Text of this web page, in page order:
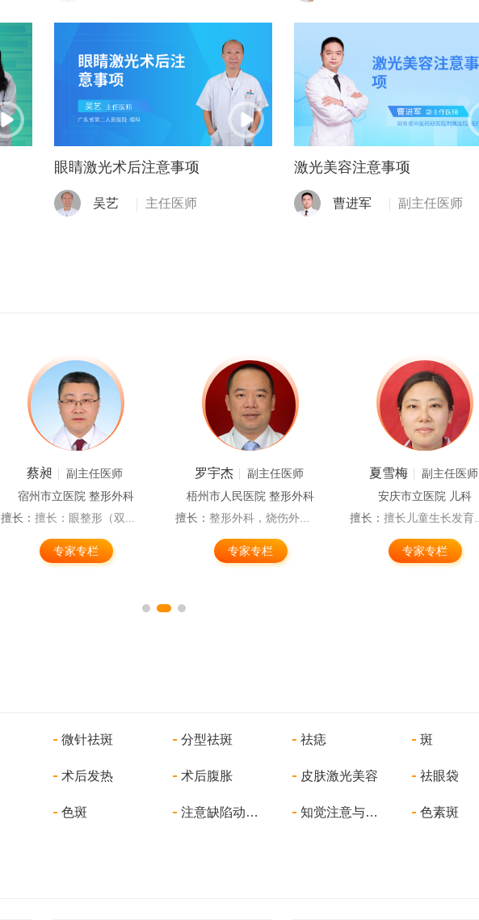
眼睛激光术后注意事项
吴艺 主任医师
激光美容注意事项
曹进军 副主任医师
蔡昶
副主任医师
宿州市立医院 整形外科
擅长： 擅长：眼整形（双...
专家专栏
罗宇杰
副主任医师
梧州市人民医院 整形外科
擅长： 整形外科，烧伤外...
专家专栏
夏雪梅
副主任医师
安庆市立医院 儿科
擅长： 擅长儿童生长发育...
专家专栏
微针祛斑 分型祛斑 祛痣 斑
术后发热 术后腹胀 皮肤激光美容 祛眼袋
色斑 注意缺陷动动障碍 知觉注意与其障碍 色素斑